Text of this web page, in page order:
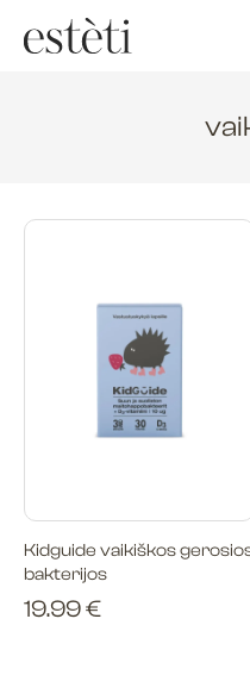
Kidguide vaikiškos
bakterijos
19.99€